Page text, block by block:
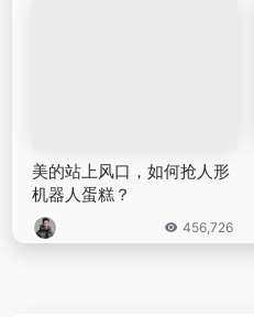
美的站上风口，如何抢人形
机器人蛋糕？
456,726